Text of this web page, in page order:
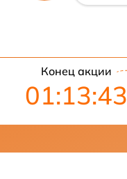
Конец акции
01:13:42